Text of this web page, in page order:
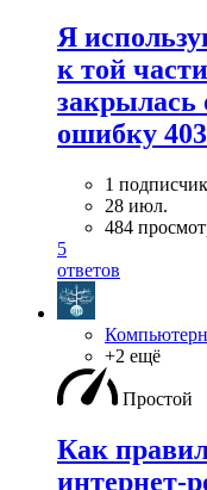
Я
к той
закрылась
ошибку
1 подписчик
28 июл.
484
5
ответов
+2 ещё
Простой
Как
интернет-